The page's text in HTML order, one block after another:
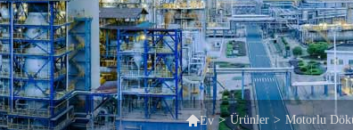
Ev > Ürünler > Motorlu